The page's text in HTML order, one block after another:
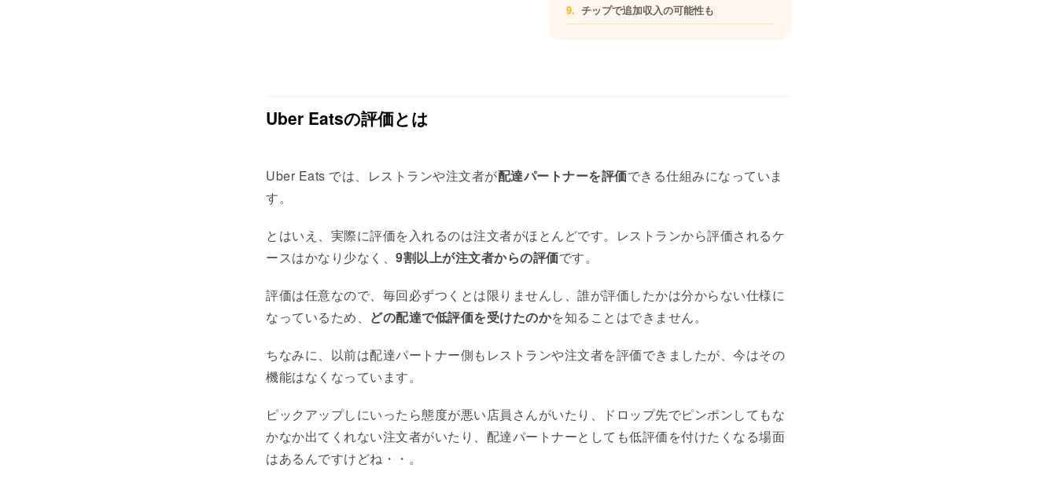
チップで追加収入の可能性も
Uber Eatsの評価とは
Uber Eats では、レストランや注文者が配達パートナーを評価できる仕組みになっていま
す。
とはいえ、実際に評価を入れるのは注文者がほとんどです。レストランから評価されるケ
ースはかなり少なく、 9割以上が注文者からの評価です。
評価は任意なので、毎回必ずつくとは限りませんし、誰が評価したかは分からない仕様に
なっているため、 どの配達で低評価を受けたのかを知ることはできません。
ちなみに、以前は配達パートナー側もレストランや注文者を評価できましたが、今はその
機能はなくなっています。
ピックアップしにいったら態度が悪い店員さんがいたり、ドロップ先でピンポンしてもな
かなか出てくれない注文者がいたり、配達パートナーとしても低評価を付けたくなる場面
はあるんですけどね・・。